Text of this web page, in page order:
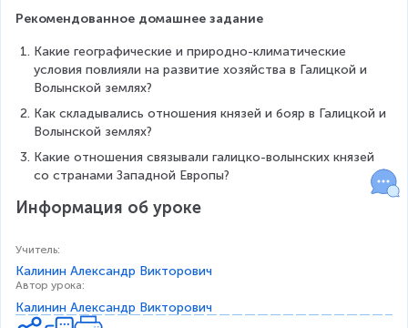
Рекомендованное домашнее задание
Какие географические и природно-климатические
условия повлияли на развитие хозяйства в Галицкой и
Волынской землях?
Как складывались отношения князей и бояр в Галицкой и
Волынской землях?
Какие отношения связывали галицко-волынских князей
со странами Западной Европы?
Информация об уроке
Учитель:
Калинин Александр Викторович
Автор урока:
Калинин Александр Викторович